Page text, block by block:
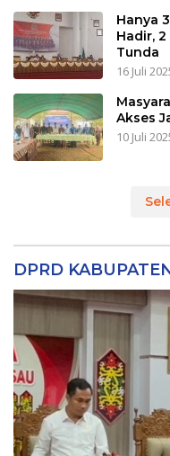
Hanya
Hadir,
Tunda
16 Juli
Akses
10 Juli
DPRD